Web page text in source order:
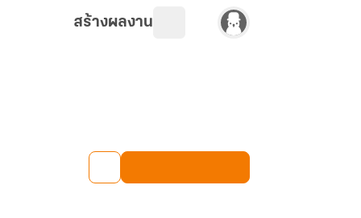
สร้างผลงาน